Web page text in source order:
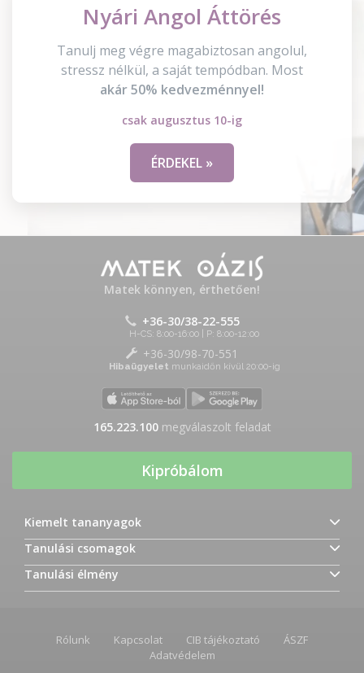
Nyári Angol Áttörés
Tanulj meg végre magabiztosan angolul,
stressz nélkül, a saját tempódban. Most
akár 50% kedvezménnyel!
csak augusztus 10-ig
ÉRDEKEL »
Matek könnyen, érthetően!
+36-30/38-22-555
H-CS: 8:00-16:00 | P: 8:00-12:00
+36-30/98-70-551
Hibaügyelet munkaidőn kívül 20:00-ig
165.223.100megválaszolt feladat
Kipróbálom
Kiemelt tananyagok
Tanulási csomagok
Tanulási élmény
Rólunk Kapcsolat CIB tájékoztató
ÁSZF
Adatvédelem